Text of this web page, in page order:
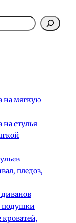
на мягкую
стулья
пледов,
подушки
кроватей,